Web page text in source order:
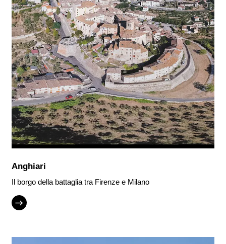
Anghiari
Il borgo della battaglia tra Firenze e Milano